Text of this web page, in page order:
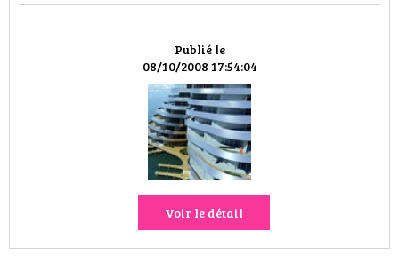
CULTURE
HIGH TECH
MAISON
AUTO
LIEUX TENDANCES
BEAUTÉ
Publié le
08/10/2008 17:54:04
Voir le détail